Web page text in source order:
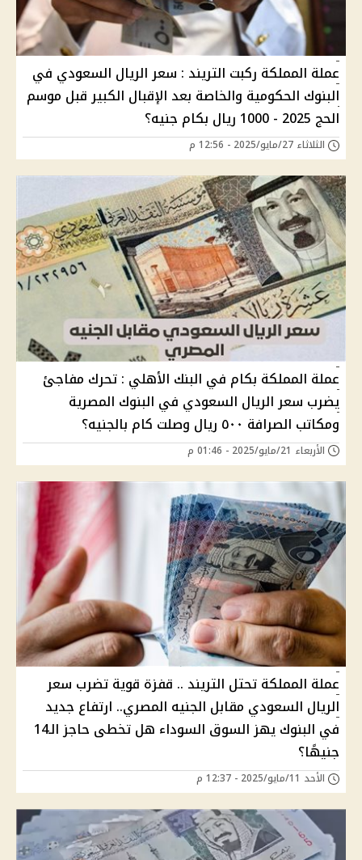
عملة المملكة ركبت التريند : سعر الريال السعودي في
البنوك الحكومية والخاصة بعد الإقبال الكبير قبل موسم
الحج 2025 - 1000 ريال بكام جنيه؟
الثلاثاء 27/مايو/2025 - 12:56 م
عملة المملكة بكام في البنك الأهلي : تحرك مفاجئ
يضرب سعر الريال السعودي في البنوك المصرية
ومكاتب الصرافة ٥٠٠ ريال وصلت كام بالجنيه؟
الأربعاء 21/مايو/2025 - 01:46 م
عملة المملكة تحتل التريند .. قفزة قوية تضرب سعر
الريال السعودي مقابل الجنيه المصري.. ارتفاع جديد
في البنوك يهز السوق السوداء هل تخطى حاجز الـ14
جنيهًا؟
الأحد 11/مايو/2025 - 12:37 م